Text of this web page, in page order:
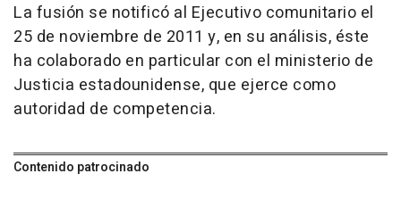
La fusión se notificó al Ejecutivo comunitario el
25 de noviembre de 2011 y, en su análisis, éste
ha colaborado en particular con el ministerio de
Justicia estadounidense, que ejerce como
autoridad de competencia.
Contenido patrocinado